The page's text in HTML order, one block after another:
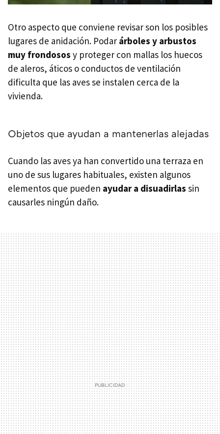
Otro aspecto que conviene revisar son los posibles
lugares de anidación. Podar árboles y arbustos
muy frondosos y proteger con mallas los huecos
de aleros, áticos o conductos de ventilación
dificulta que las aves se instalen cerca de la
vivienda.
Objetos que ayudan a mantenerlas alejadas
Cuando las aves ya han convertido una terraza en
uno de sus lugares habituales, existen algunos
elementos que pueden ayudar a disuadirlas sin
causarles ningún daño.